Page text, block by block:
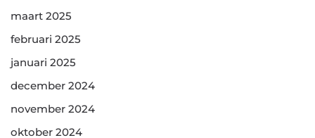
maart 2025
februari 2025
januari 2025
december 2024
november 2024
oktober 2024